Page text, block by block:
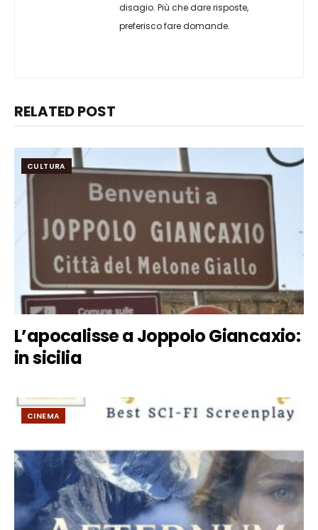
disagio. Più che dare risposte,
preferisco fare domande.
RELATED POST
CULTURA
L’apocalisse a Joppolo Giancaxio:
in sicilia
CINEMA